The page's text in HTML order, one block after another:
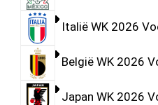
Italië WK 2026
België WK 2026
Japan WK 2026